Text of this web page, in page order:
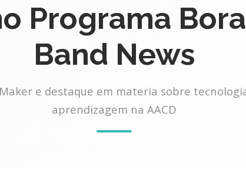
Programa
Band News
e destaque em materia sobre
aprendizagem na AACD